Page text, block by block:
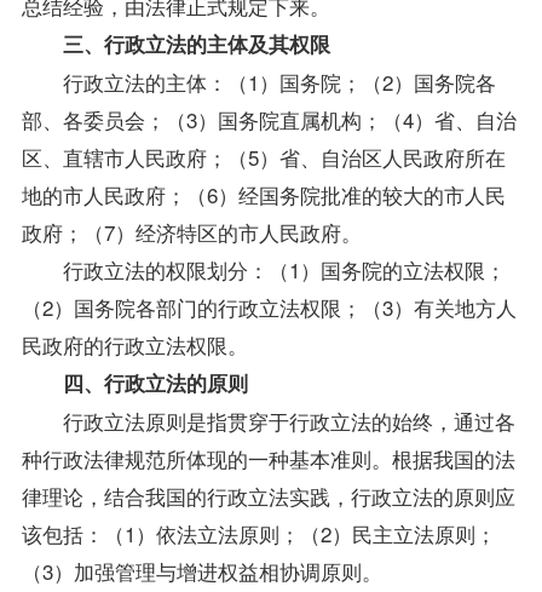
三、行政立法的主体及其权限
行政立法的主体：（1）国务院；（2）国务院各
部、各委员会；（3）国务院直属机构；（4）省、自治
区、直辖市人民政府；（5）省、自治区人民政府所在
地的市人民政府；（6）经国务院批准的较大的市人民
政府；（7）经济特区的市人民政府。
行政立法的权限划分：（1）国务院的立法权限；
（2）国务院各部门的行政立法权限；（3）有关地方人
民政府的行政立法权限。
四、行政立法的原则
行政立法原则是指贯穿于行政立法的始终，通过各
种行政法律规范所体现的一种基本准则。根据我国的法
律理论，结合我国的行政立法实践，行政立法的原则应
该包括：（1）依法立法原则；（2）民主立法原则；
（3）加强管理与增进权益相协调原则。